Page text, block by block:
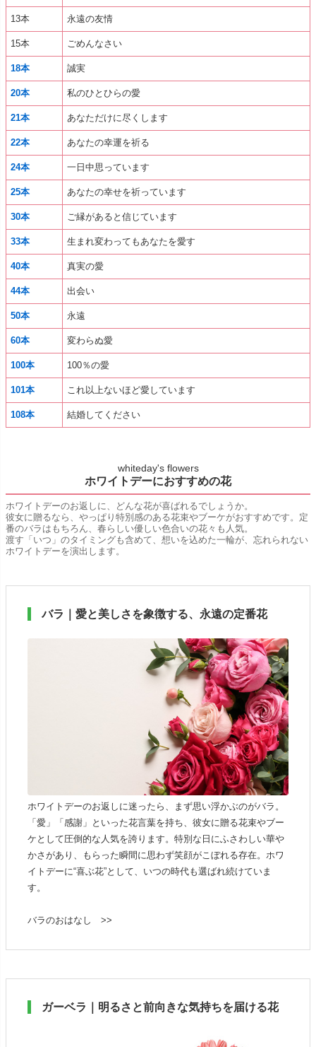
13本 永遠の友情
15本 ごめんなさい
18本 誠実
20本 私のひとひらの愛
21本 あなただけに尽くします
22本 あなたの幸運を祈る
24本 一日中思っています
25本 あなたの幸せを祈っています
30本 ご縁があると信じています
33本 生まれ変わってもあなたを愛す
40本 真実の愛
44本 出会い
50本 永遠
60本 変わらぬ愛
100本 100％の愛
101本 これ以上ないほど愛しています
108本 結婚してください
whiteday's flowers
ホワイトデーにおすすめの花
ホワイトデーのお返しに、どんな花が喜ばれるでしょうか。
彼女に贈るなら、やっぱり特別感のある花束やブーケがおすすめです。定
番のバラはもちろん、春らしい優しい色合いの花々も人気。
渡す「いつ」のタイミングも含めて、想いを込めた一輪が、忘れられない
ホワイトデーを演出します。
バラ｜愛と美しさを象徴する、永遠の定番花
ホワイトデーのお返しに迷ったら、まず思い浮かぶのがバラ。
「愛」「感謝」といった花言葉を持ち、彼女に贈る花束やブー
ケとして圧倒的な人気を誇ります。特別な日にふさわしい華や
かさがあり、もらった瞬間に思わず笑顔がこぼれる存在。ホワ
イトデーに“喜ぶ花”として、いつの時代も選ばれ続けていま
す。
バラのおはなし >>
ガーベラ｜明るさと前向きな気持ちを届ける花